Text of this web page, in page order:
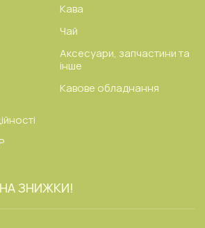
Кава
Чай
Аксесуари, запчастини та
інше
Кавове обладнання
ЗНИЖКИ!